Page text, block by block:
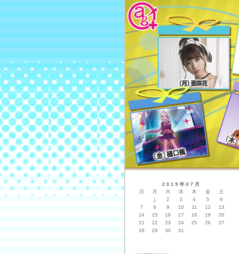
2019年07月
日
月 火 水 木 金
土
1
2 3 4 5
6
7
8 9 10 11 12
13
14
15 16 17 18 19
20
21
22 23 24 25 26
27
28
29 30 31